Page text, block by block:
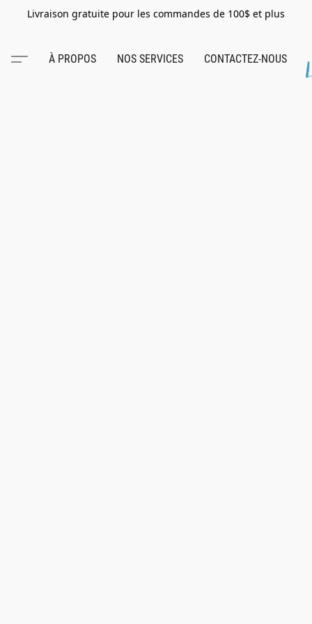
Livraison gratuite pour les commandes de 100$ et plus
À PROPOS NOS SERVICES CONTACTEZ-NOUS